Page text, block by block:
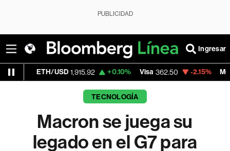
PUBLICIDAD
Ingresar
1,915.92 +0.10% Visa 362.50 -2.15% MercadoLibre
TECNOLOGÍA
Macron se juega su
legado en el G7 para